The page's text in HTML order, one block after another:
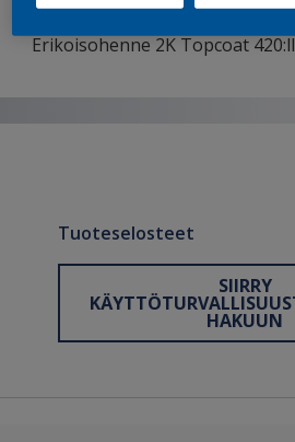
Erikoisohenne 2K Topcoat
Tuoteselosteet
SIIRRY
HAKUUN